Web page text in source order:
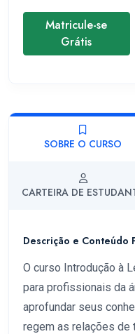
Matricule-se
Grátis
SOBRE O CURSO
CARTEIRA DE
Descrição e Conteúdo
O curso Introdução à
para profissionais da
aprofundar seus
regem as relações de